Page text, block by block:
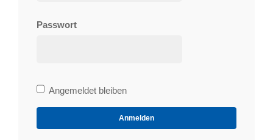
Passwort
Bleibe
angemeldet
Angemeldet bleiben
Anmelden